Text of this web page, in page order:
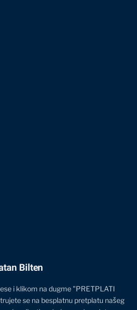
Bilten
i klikom na dugme "PRETPLATI
se na besplatnu pretplatu našeg